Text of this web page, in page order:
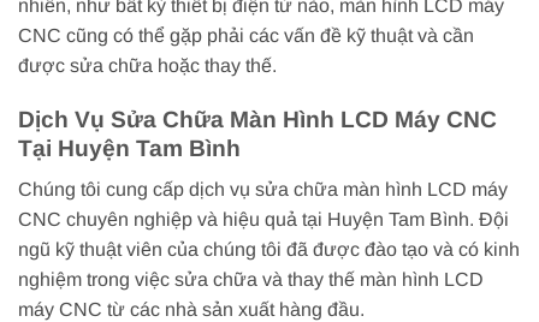
nhiên, như bất kỳ thiết bị điện tử nào, màn hình LCD máy
CNC cũng có thể gặp phải các vấn đề kỹ thuật và cần
được sửa chữa hoặc thay thế.
Dịch Vụ Sửa Chữa Màn Hình LCD Máy CNC
Tại Huyện Tam Bình
Chúng tôi cung cấp dịch vụ sửa chữa màn hình LCD máy
CNC chuyên nghiệp và hiệu quả tại Huyện Tam Bình. Đội
ngũ kỹ thuật viên của chúng tôi đã được đào tạo và có kinh
nghiệm trong việc sửa chữa và thay thế màn hình LCD
máy CNC từ các nhà sản xuất hàng đầu.